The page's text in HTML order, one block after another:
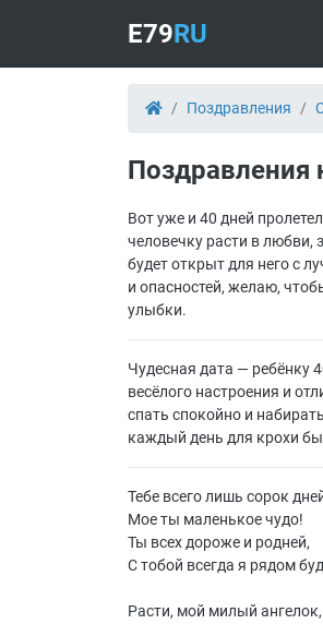
E79RU
Поздравления
Поздравления
Вот уже и 40 дней
человечку расти в любви,
будет открыт для него с
и опасностей, желаю,
улыбки.
Чудесная дата — ребёнку
весёлого настроения и
спать спокойно и
каждый день для крохи
Тебе всего лишь сорок
Мое ты маленькое чудо!
Ты всех дороже и родней,
С тобой всегда я рядом
Расти, мой милый ангелок,